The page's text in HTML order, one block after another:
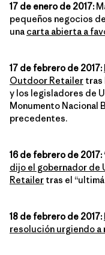
17 de enero de 2017:
pequeños negocios
una carta abierta a
17 de febrero de 2017:
Outdoor Retailer tras
y los legisladores de
Monumento Nacional
precedentes.
16 de febrero de 2017:
dijo el gobernador de
Retailer tras el
18 de febrero de 2017:
resolución urgiendo